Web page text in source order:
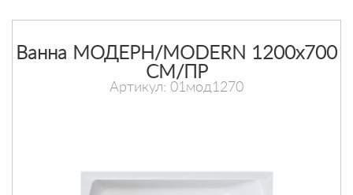
Ванна МОДЕРН/MODERN 1200х700
СМ/ПР
Артикул: 01мод1270